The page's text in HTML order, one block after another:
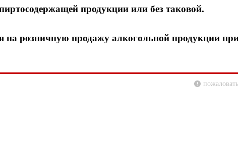
продукции или без таковой.
на розничную продажу алкогольной продукции